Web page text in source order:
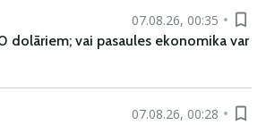
07.08.26, 00:35
dolāriem; vai pasaules ekonomika var
07.08.26, 00:28